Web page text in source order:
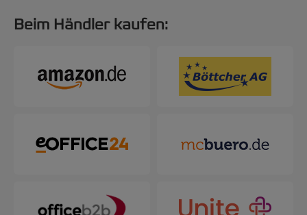
richtigen Geschwindigkeit und Temperatur ganz
Beim Händler kaufen: